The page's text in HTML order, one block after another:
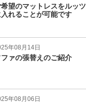
希望のマットレスをルッツ
入れることが可能です
年08月14日
ファの張替えのご紹介
年08月06日